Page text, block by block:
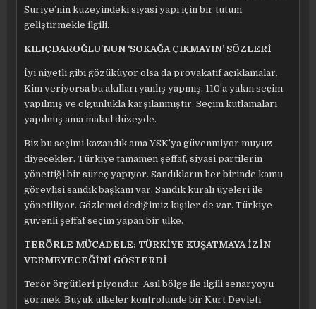
Suriye’nin kuzeyindeki siyasi yapı için bir tutum
geliştirmekle ilgili.
KILIÇDAROĞLU’NUN ‘SOKAĞA ÇIKMAYIN’ SÖZLERİ
İyi niyetli gibi gözüküyor olsa da provakatif açıklamalar.
Kim veriyorsa bu akılları yanlış yapmış. 110’a yakın seçim
yapılmış ve olgunlukla karşılanmıştır. Seçim kutlamaları
yapılmış ama makul düzeyde.
Biz bu seçimi kazandık ama YSK’ya güvenmiyor muyuz
diyecekler. Türkiye tamamen şeffaf, siyasi partilerin
yönettiği bir süreç yapıyor. Sandıkların her birinde kamu
görevlisi sandık başkanı var. Sandık kuralı üyeleri ile
yönetiliyor. Gözlemci dediğimiz kişiler de var. Türkiye
güvenli şeffaf seçim yapan bir ülke.
TERÖRLE MÜCADELE: TÜRKİYE KUŞATMAYA İZİN
VERMEYECEĞİNİ GÖSTERDİ
Terör örgütleri piyondur. Asıl bölge ile ilgili senaryoyu
görmek. Büyük ülkeler kontrolünde bir Kürt Devleti